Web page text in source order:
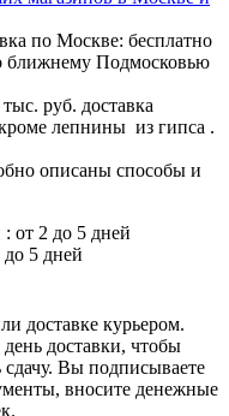
по Москве: бесплатно
ближнему Подмосковью
руб. доставка
лепнины из гипса .
описаны способы и
: от 2 до 5 дней
до 5 дней
доставке курьером.
доставки, чтобы
сдачу. Вы подписываете
вносите денежные